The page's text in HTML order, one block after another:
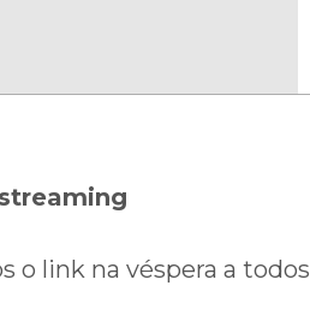
o link na véspera a